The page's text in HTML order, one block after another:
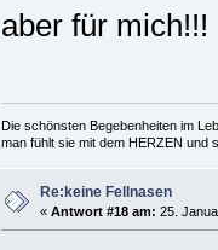
aber für
Die schönsten Begebenheiten im
man fühlt sie mit dem HERZEN und
Re:keine Fellnasen
« Antwort #18 am: 25.